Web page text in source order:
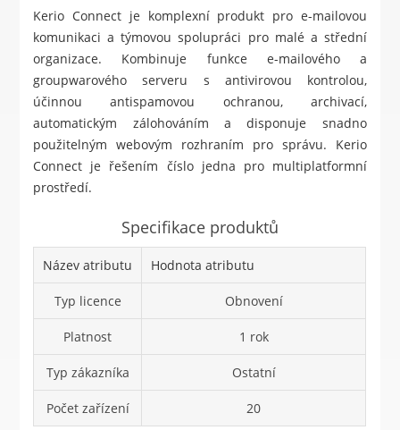
Kerio Connect je komplexní produkt pro e-mailovou
komunikaci a týmovou spolupráci pro malé a střední
organizace. Kombinuje funkce e-mailového a
groupwarového serveru s antivirovou kontrolou,
účinnou antispamovou ochranou, archivací,
automatickým zálohováním a disponuje snadno
použitelným webovým rozhraním pro správu. Kerio
Connect je řešením číslo jedna pro multiplatformní
prostředí.
Specifikace produktů
Název atributu Hodnota atributu
Typ licence Obnovení
Platnost 1 rok
Typ zákazníka Ostatní
Počet zařízení 20